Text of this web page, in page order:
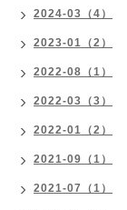
2024-03（4）
2023-01（2）
2022-08（1）
2022-03（3）
2022-01（2）
2021-09（1）
2021-07（1）